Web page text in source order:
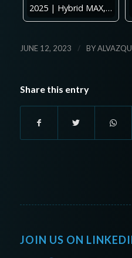
2025 | Hybrid MAX,…
JUNE 12, 2023 / BY
Share this entry
JOIN US ON